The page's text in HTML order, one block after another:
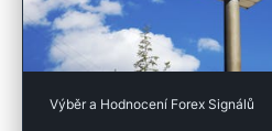
Výběr a Hodnocení Forex Signálů